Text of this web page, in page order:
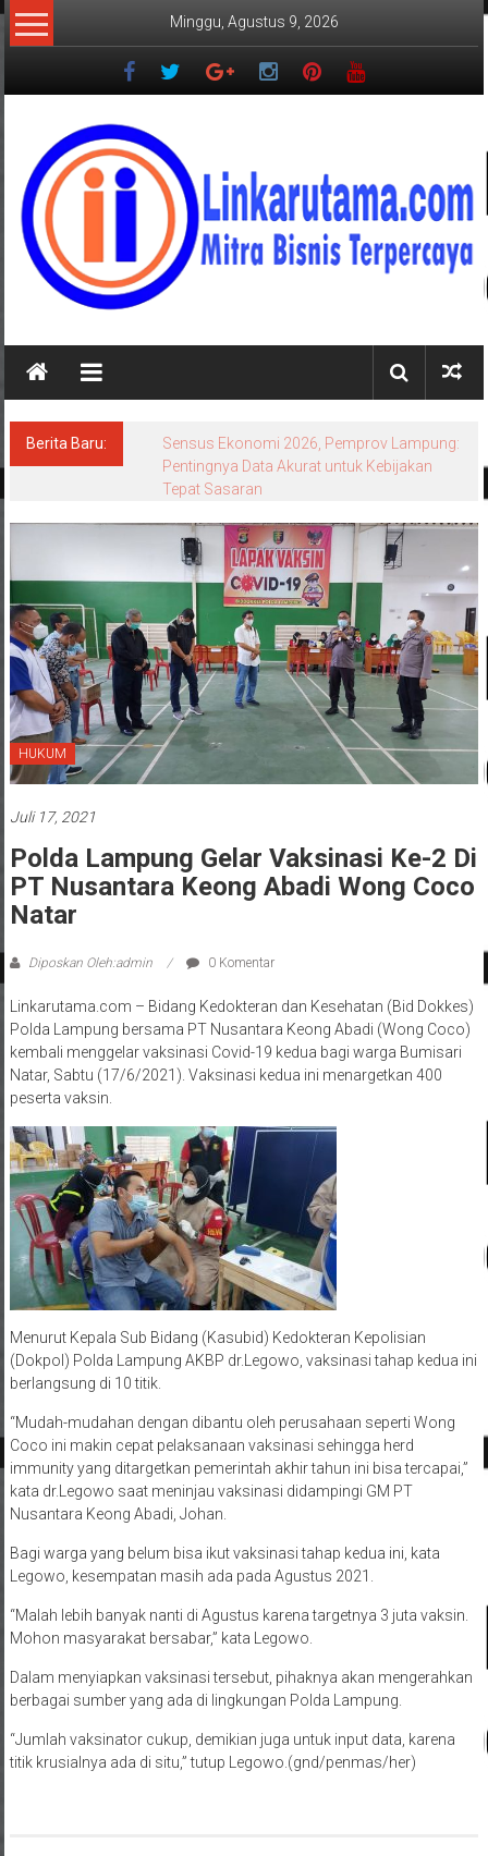
Lompat
ke
Minggu, Agustus 9, 2026
LINKARUTAMA.COM
Mitra
Terpercaya
Berita Baru:
Sensus Ekonomi 2026, Pemprov Lampung:
Pentingnya Data Akurat untuk Kebijakan
Tepat Sasaran
HUKUM
Juli 17, 2021
Polda Lampung Gelar Vaksinasi Ke-2 Di
PT Nusantara Keong Abadi Wong Coco
Natar
Diposkan Oleh:admin 0 Komentar
Linkarutama.com – Bidang Kedokteran dan Kesehatan (Bid Dokkes)
Polda Lampung bersama PT Nusantara Keong Abadi (Wong Coco)
kembali menggelar vaksinasi Covid-19 kedua bagi warga Bumisari
Natar, Sabtu (17/6/2021). Vaksinasi kedua ini menargetkan 400
peserta vaksin.
Menurut Kepala Sub Bidang (Kasubid) Kedokteran Kepolisian
(Dokpol) Polda Lampung AKBP dr.Legowo, vaksinasi tahap kedua ini
berlangsung di 10 titik.
“Mudah-mudahan dengan dibantu oleh perusahaan seperti Wong
Coco ini makin cepat pelaksanaan vaksinasi sehingga herd
immunity yang ditargetkan pemerintah akhir tahun ini bisa tercapai,”
kata dr.Legowo saat meninjau vaksinasi didampingi GM PT
Nusantara Keong Abadi, Johan.
Bagi warga yang belum bisa ikut vaksinasi tahap kedua ini, kata
Legowo, kesempatan masih ada pada Agustus 2021.
“Malah lebih banyak nanti di Agustus karena targetnya 3 juta vaksin.
Mohon masyarakat bersabar,” kata Legowo.
Dalam menyiapkan vaksinasi tersebut, pihaknya akan mengerahkan
berbagai sumber yang ada di lingkungan Polda Lampung.
“Jumlah vaksinator cukup, demikian juga untuk input data, karena
titik krusialnya ada di situ,” tutup Legowo.(gnd/penmas/her)